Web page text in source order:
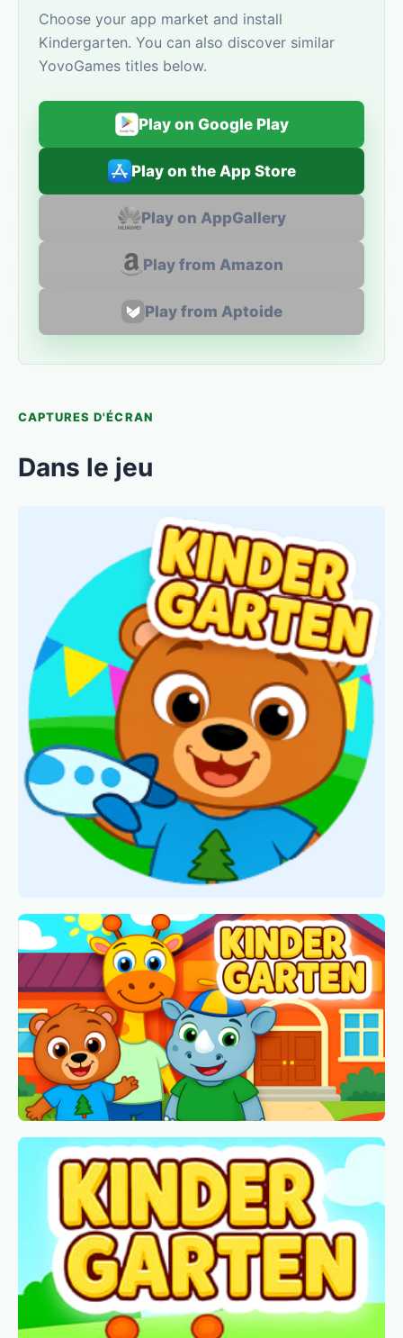
Choose your app market and install
Kindergarten. You can also discover similar
YovoGames titles below.
Play on Google Play
Play on the App Store
Play on AppGallery
Play from Amazon
Play from Aptoide
CAPTURES D'ÉCRAN
Dans le jeu